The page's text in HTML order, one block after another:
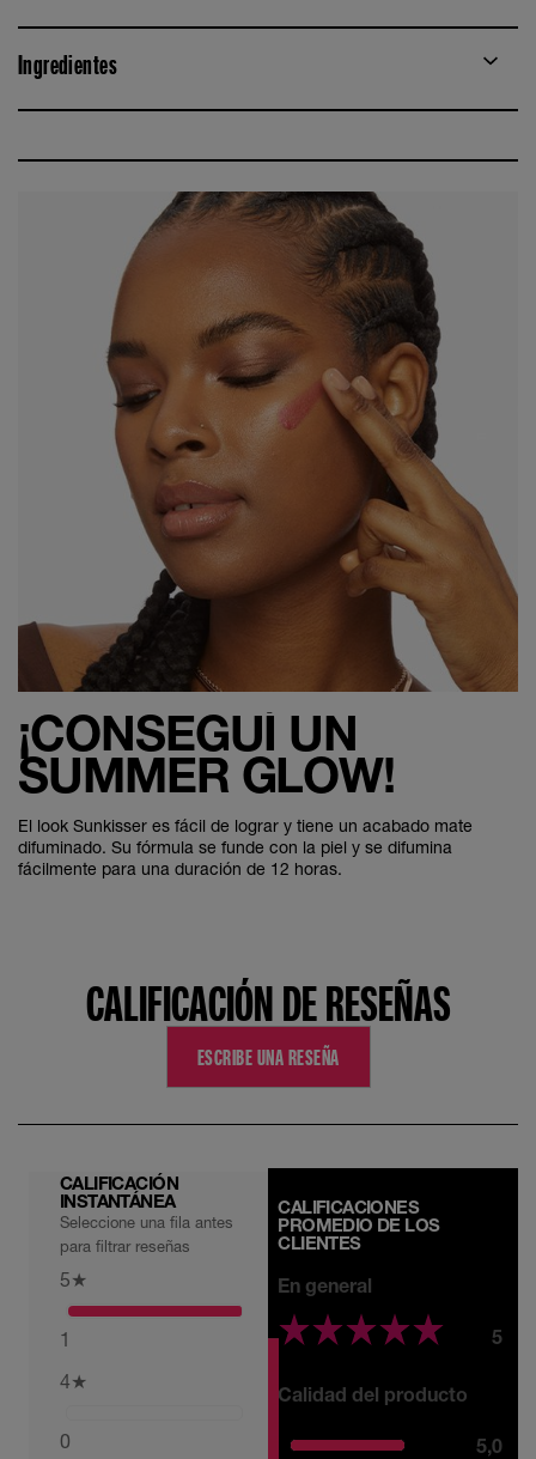
Ingredientes
¡CONSEGUÍ UN
SUMMER GLOW!
El look Sunkisser es fácil de lograr y tiene un acabado mate
difuminado. Su fórmula se funde con la piel y se difumina
fácilmente para una duración de 12 horas.
CALIFICACIÓN DE RESEÑAS
ESCRIBE UNA RESEÑA
CALIFICACIÓN
INSTANTÁNEA
Seleccione una fila antes
para filtrar reseñas
5★
1
4★
0
CALIFICACIONES
PROMEDIO DE LOS
CLIENTES
En general
5
Calidad del producto
5,0